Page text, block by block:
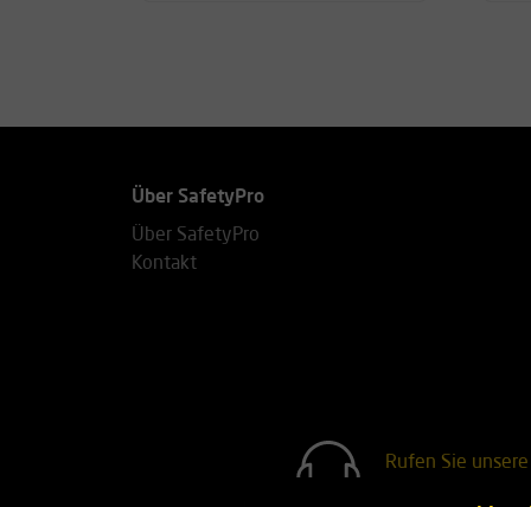
Über SafetyPro
Über SafetyPro
Kontakt
Rufen Sie